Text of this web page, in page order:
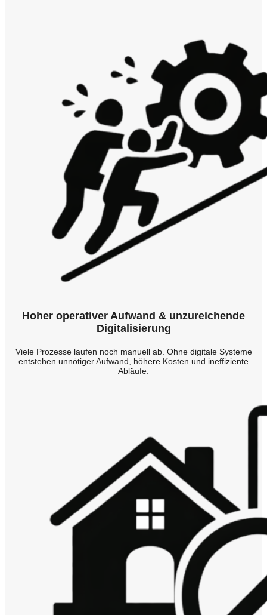
Hoher operativer Aufwand & unzureichende
Digitalisierung
Viele Prozesse laufen noch manuell ab. Ohne digitale Systeme
entstehen unnötiger Aufwand, höhere Kosten und ineffiziente
Abläufe.